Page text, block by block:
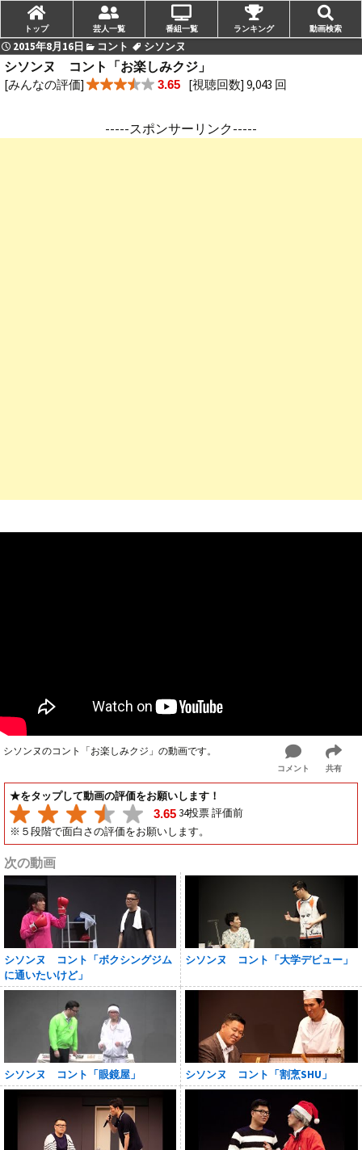
2015年8月16日 コント
シソンヌ
シソンヌ コント「お楽しみクジ」
[みんなの評価] 3.65 [視聴回数] 9,043 回
-----スポンサーリンク-----
シソンヌのコント「お楽しみクジ」の動画です。
コメント 共有
★をタップして動画の評価をお願いします！
3.65 34投票 評価前
※５段階で面白さの評価をお願いします。
次の動画
シソンヌ コント「ボクシングジム
に通いたいけど」
シソンヌ コント「大学デビュー」
シソンヌ コント「眼鏡屋」 シソンヌ コント「割烹SHU」
トップ 芸人一覧 番組一覧 ランキング 動画検索